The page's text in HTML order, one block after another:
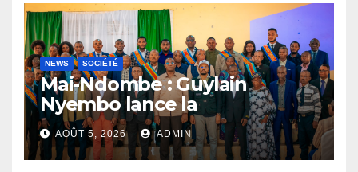
NEWS SOCIÉTÉ
Mai-Ndombe : Guylain
Nyembo lance la
sensibilisation au deuxième
recensement général à
Inongo
AOÛT 5, 2026 ADMIN